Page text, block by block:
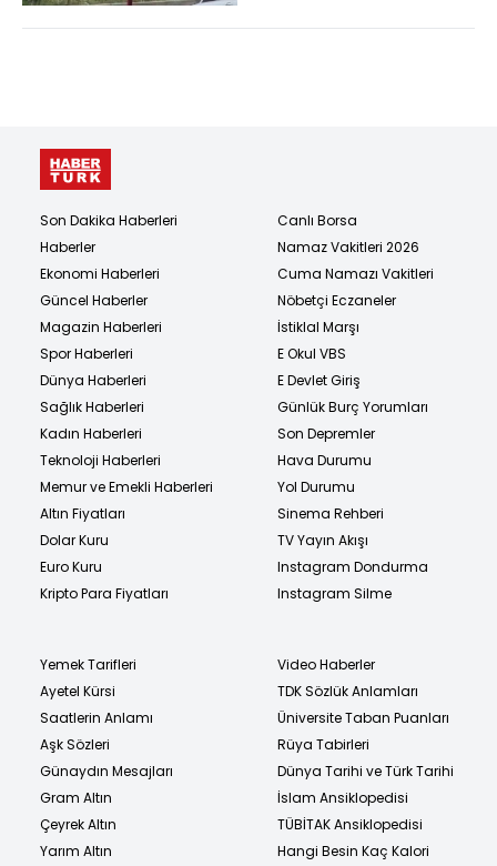
Son Dakika Haberleri
Haberler
Ekonomi Haberleri
Güncel Haberler
Magazin Haberleri
Spor Haberleri
Dünya Haberleri
Sağlık Haberleri
Kadın Haberleri
Teknoloji Haberleri
Memur ve Emekli Haberleri
Altın Fiyatları
Dolar Kuru
Euro Kuru
Kripto Para Fiyatları
Canlı Borsa
Namaz Vakitleri 2026
Cuma Namazı Vakitleri
Nöbetçi Eczaneler
İstiklal Marşı
E Okul VBS
E Devlet Giriş
Günlük Burç Yorumları
Son Depremler
Hava Durumu
Yol Durumu
Sinema Rehberi
TV Yayın Akışı
Instagram Dondurma
Instagram Silme
Yemek Tarifleri
Ayetel Kürsi
Saatlerin Anlamı
Aşk Sözleri
Günaydın Mesajları
Gram Altın
Çeyrek Altın
Yarım Altın
Video Haberler
TDK Sözlük Anlamları
Üniversite Taban Puanları
Rüya Tabirleri
Dünya Tarihi ve Türk Tarihi
İslam Ansiklopedisi
TÜBİTAK Ansiklopedisi
Hangi Besin Kaç Kalori